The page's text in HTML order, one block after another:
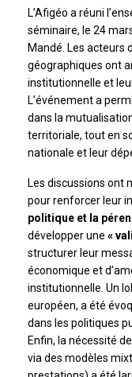
L’Afigéo a réuni
séminaire, le 24
Mandé. Les acteurs
géographiques ont
institutionnelle et
L’événement a
dans la
territoriale, tout en
nationale et leur
Les discussions ont
pour renforcer leur
politique et la
développer une «
structurer leur
économique et
institutionnelle. Un
européen, a été
dans les politiques
Enfin, la nécessité
via des modèles